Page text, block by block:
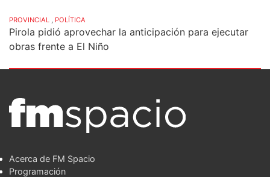
PROVINCIAL , POLÍTICA
Pirola pidió aprovechar la anticipación para ejecutar
obras frente a El Niño
Acerca de FM Spacio
Programación